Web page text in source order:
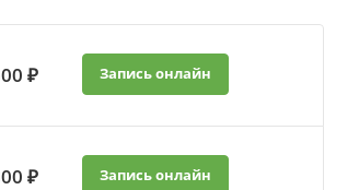
₽ Запись онлайн
₽ Запись онлайн